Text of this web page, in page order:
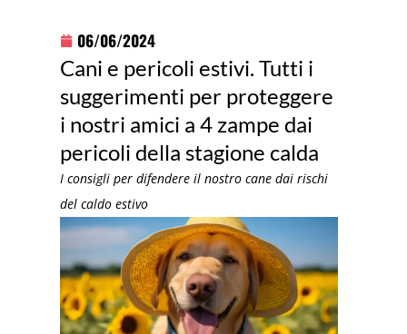
06/06/2024
Cani e pericoli estivi. Tutti i
suggerimenti per proteggere
i nostri amici a 4 zampe dai
pericoli della stagione calda
I consigli per difendere il nostro cane dai rischi
del caldo estivo